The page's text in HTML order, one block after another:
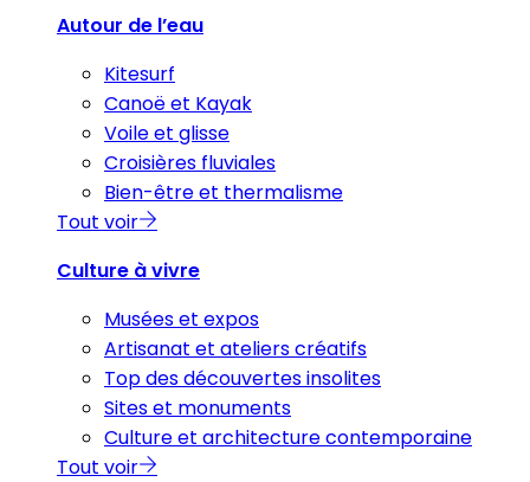
Autour de l’eau
Kitesurf
Canoë et Kayak
Voile et glisse
Croisières fluviales
Bien-être et thermalisme
Tout voir
Culture à vivre
Musées et expos
Artisanat et ateliers créatifs
Top des découvertes insolites
Sites et monuments
Culture et architecture contemporaine
Tout voir